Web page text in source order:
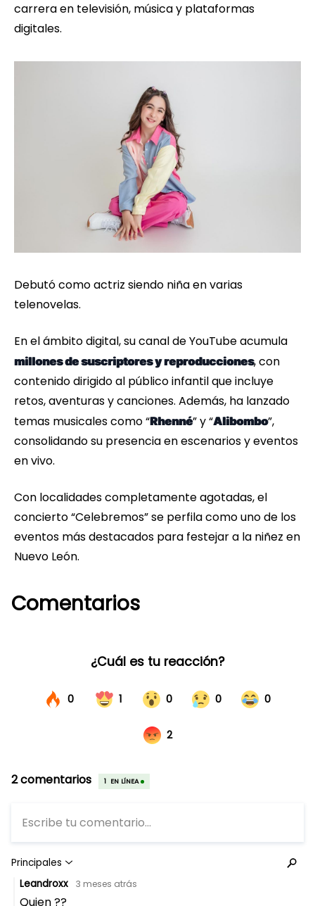
carrera en televisión, música y plataformas
digitales.
Debutó como actriz siendo niña en varias
telenovelas.
En el ámbito digital, su canal de YouTube acumula
millones de suscriptores y reproducciones, con
contenido dirigido al público infantil que incluye
retos, aventuras y canciones. Además, ha lanzado
temas musicales como “Rhenné” y “Alibombo”,
consolidando su presencia en escenarios y eventos
en vivo.
Con localidades completamente agotadas, el
concierto “Celebremos” se perfila como uno de los
eventos más destacados para festejar a la niñez en
Nuevo León.
Comentarios